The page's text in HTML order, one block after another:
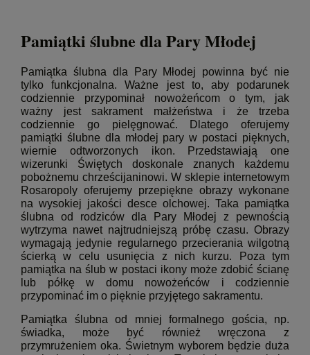
Pamiątki ślubne dla Pary Młodej
Pamiątka ślubna dla Pary Młodej powinna być nie
tylko funkcjonalna. Ważne jest to, aby podarunek
codziennie przypominał nowożeńcom o tym, jak
ważny jest sakrament małżeństwa i że trzeba
codziennie go pielęgnować. Dlatego oferujemy
pamiątki ślubne dla młodej pary w postaci pięknych,
wiernie odtworzonych ikon. Przedstawiają one
wizerunki Świętych doskonale znanych każdemu
pobożnemu chrześcijaninowi. W sklepie internetowym
Rosaropoly oferujemy przepiękne obrazy wykonane
na wysokiej jakości desce olchowej. Taka pamiątka
ślubna od rodziców dla Pary Młodej z pewnością
wytrzyma nawet najtrudniejszą próbę czasu. Obrazy
wymagają jedynie regularnego przecierania wilgotną
ścierką w celu usunięcia z nich kurzu. Poza tym
pamiątka na ślub w postaci ikony może zdobić ścianę
lub półkę w domu nowożeńców i codziennie
przypominać im o pięknie przyjętego sakramentu.
Pamiątka ślubna od mniej formalnego gościa, np.
świadka, może być również wręczona z
przymrużeniem oka. Świetnym wyborem będzie duża